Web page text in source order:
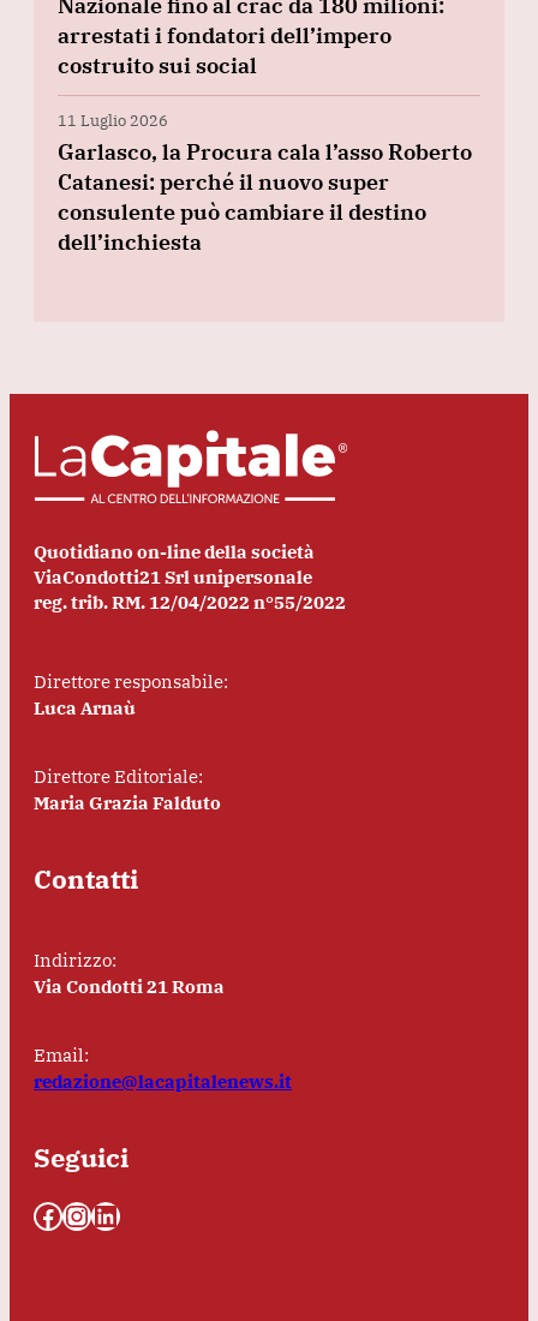
arrestati i fondatori dell’impero
costruito sui social
11 Luglio 2026
Garlasco, la Procura cala l’asso Roberto
Catanesi: perché il nuovo super
consulente può cambiare il destino
dell’inchiesta
Quotidiano on-line della società
ViaCondotti21 Srl unipersonale
reg. trib. RM. 12/04/2022 n°55/2022
Direttore responsabile:
Luca Arnaù
Direttore Editoriale:
Maria Grazia Falduto
Contatti
Indirizzo:
Via Condotti 21 Roma
Email:
redazione@lacapitalenews.it
Seguici
Facebook InstagramLinkedIn